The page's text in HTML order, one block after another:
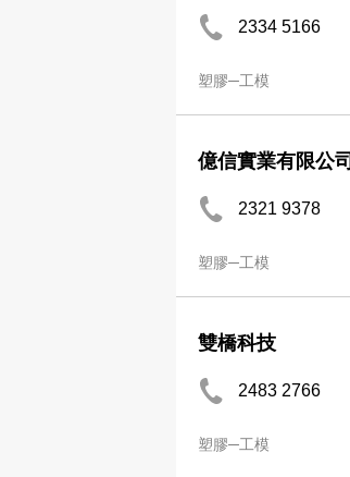
2334 5166
塑膠─工模
億信實業有限公司
2321 9378
塑膠─工模
雙橋科技
2483 2766
塑膠─工模